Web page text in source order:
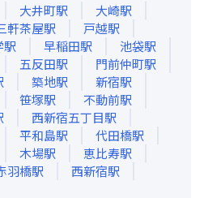
大井町駅 大崎駅
軒茶屋駅 戸越駅
駅 早稲田駅 池袋駅
五反田駅 門前仲町駅
築地駅 新宿駅
笹塚駅 不動前駅
西新宿五丁目駅
平和島駅 代田橋駅
木場駅 恵比寿駅
羽橋駅 西新宿駅